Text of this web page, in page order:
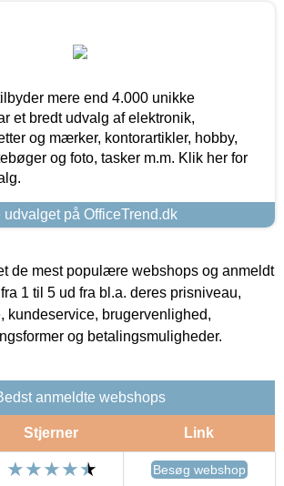
mere end 4.000 unikke
et bredt udvalg af elektronik,
og mærker, kontorartikler, hobby,
og foto, tasker m.m. Klik her for
udvalget på OfficeTrend.dk
de mest populære webshops og anmeldt
1 til 5 ud fra bl.a. deres prisniveau,
kundeservice, brugervenlighed,
og betalingsmuligheder.
anmeldte webshops
Stjerner Link
Besøg webshop